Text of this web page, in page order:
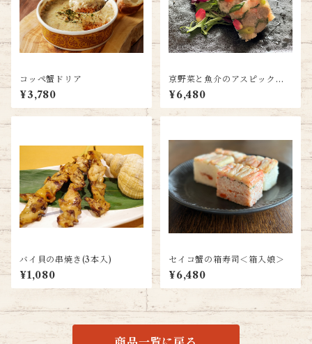
コッペ蟹ドリア
¥3,780
京野菜と魚介のアスピック風3
種(各80g)
¥6,480
バイ貝の串焼き(3本入)
¥1,080
セイコ蟹の箱寿司＜箱入娘＞
¥6,480